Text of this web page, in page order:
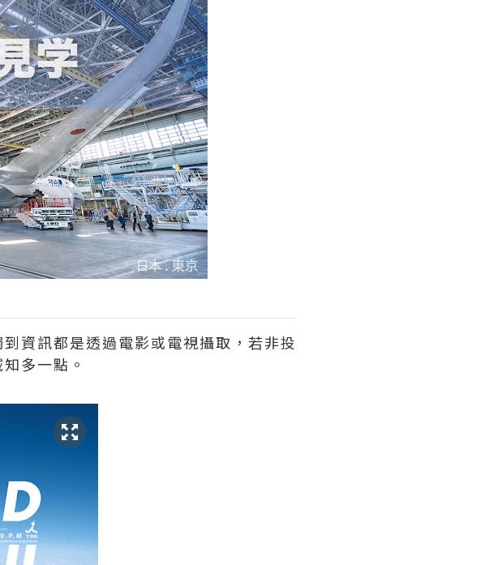
資訊都是透過電影或電視攝取，若非投
多一點。